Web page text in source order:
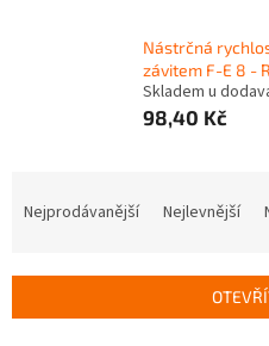
Nástrčná
závitem F-E 8 -
Skladem u
98,40 Kč
í
Nejprodávanější Nejlevnější